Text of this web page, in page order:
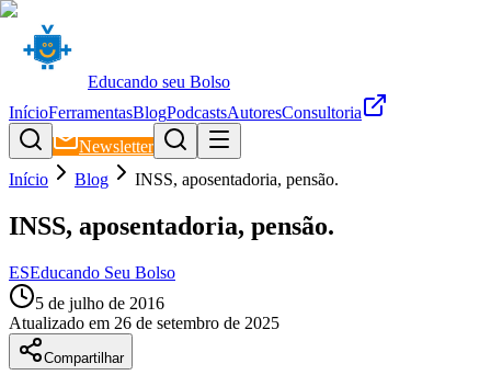
Educando seu Bolso
InícioFerramentasBlogPodcastsAutoresConsultoria
Newsletter
Início
Blog INSS, aposentadoria, pensão.
INSS, aposentadoria, pensão.
ESEducando Seu Bolso
5 de julho de 2016
Atualizado em 26 de setembro de 2025
Compartilhar